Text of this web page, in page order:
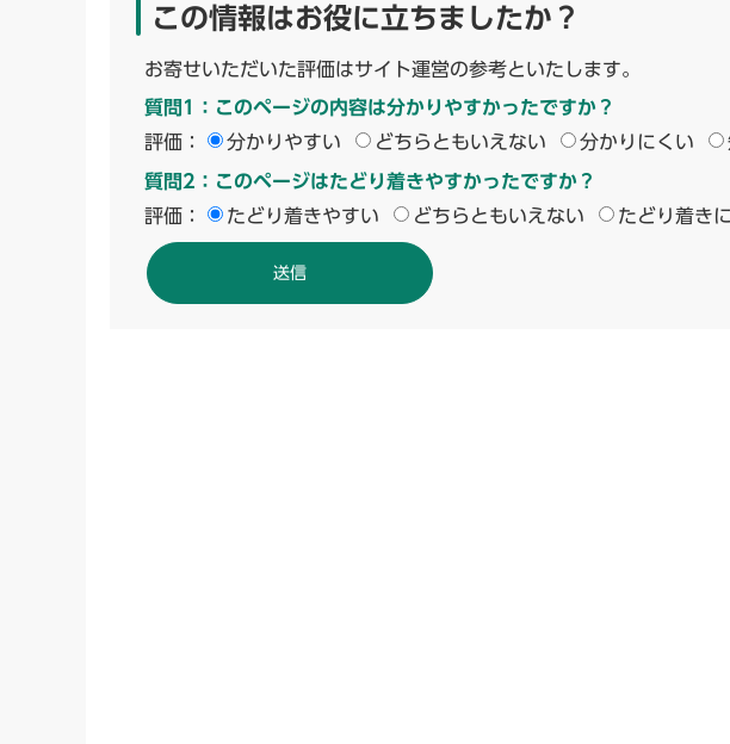
この情報はお役に立ちましたか？
お寄せいただいた評価はサイト運営の参考といたします。
質問1：このページの内容は分かりやすかったですか？
評価：
分かりやすい どちらともいえない 分かりにくい
質問2：このページはたどり着きやすかったですか？
評価：
たどり着きやすい どちらともいえない たどり着き